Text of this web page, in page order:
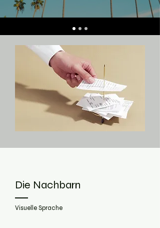
Die Nachbarn
Visuelle Sprache